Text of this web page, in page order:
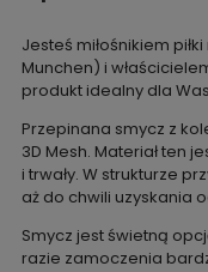
Jesteś miłośnikiem
Munchen) i
produkt idealny dla
Przepinana smycz z
3D Mesh. Materiał ten
i trwały. W strukturze
aż do chwili uzyskania
Smycz jest świetną
razie zamoczenia